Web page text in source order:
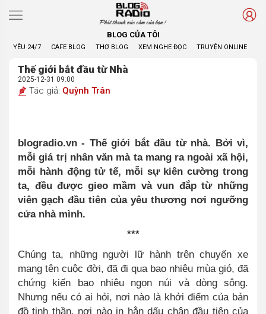
Phát thanh xúc cảm của bạn !
BLOG CỦA TÔI
YÊU 24/7 CAFE BLOG THƠ BLOG XEM NGHE ĐỌC TRUYỆN ONLINE
Thế giới bắt đầu từ Nhà
2025-12-31 09:00
Tác giả: Quỳnh Trân
blogradio.vn - Thế giới bắt đầu từ nhà. Bởi vì,
mỗi giá trị nhân văn mà ta mang ra ngoài xã hội,
mỗi hành động tử tế, mỗi sự kiên cường trong
ta, đều được gieo mầm và vun đắp từ những
viên gạch đầu tiên của yêu thương nơi ngưỡng
cửa nhà mình.
***
Chúng ta, những người lữ hành trên chuyến xe
mang tên cuộc đời, đã đi qua bao nhiêu mùa gió, đã
chứng kiến bao nhiêu ngọn núi và dòng sông.
Nhưng nếu có ai hỏi, nơi nào là khởi điểm của bản
đồ tinh thần, nơi nào in hằn dấu chân đầu tiên của